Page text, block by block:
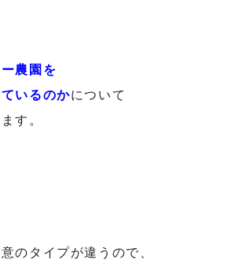
農園を
いるのかについて
す。
のタイプが違うので、